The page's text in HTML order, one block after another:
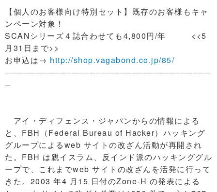
【個人のお客様向け特別セット】既存のお客様もキャ
ンペーン対象！
SCANシリーズ４誌合わせても4,800円/年 <<5
月31日まで>>
お申込は→ http://shop.vagabond.co.jp/85/
──────────────────────────────────
─
アイ・ディフェンス・ジャパンからの情報による
と、FBH（Federal Bureau of Hacker）ハッキング
グループによるweb サイトの改ざん活動が再開され
た。FBH は親イスラム、反インド派のハッキンググル
ープで、これまでweb サイトの改ざんを活発に行って
きた。2003 年4 月15 日付のZone-H の発表による